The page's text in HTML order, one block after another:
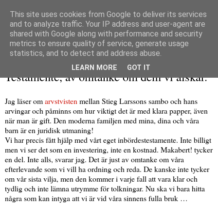
Testamente, av omtanke om dem vi älskar.
Jag läser omarvstvisten mellan Stieg Larssons sambo och hans
arvingar och påminns om hur viktigt det är med klara papper, även
när man är gift. Den moderna familjen med mina, dina och våra
barn är en juridisk utmaning!
Vi har precis fått hjälp med vårt eget inbördestestamente. Inte billigt
men vi ser det som en investering, inte en kostnad. Makabert! tycker
en del. Inte alls, svarar jag. Det är just av omtanke om våra
efterlevande som vi vill ha ordning och reda. De kanske inte tycker
om vår sista vilja, men den kommer i varje fall att vara klar och
tydlig och inte lämna utrymme för tolkningar. Nu ska vi bara hitta
några som kan intyga att vi är vid våra sinnens fulla bruk …
This site uses cookies from Google to deliver its services
and to analyze traffic. Your IP address and user-agent are
shared with Google along with performance and security
metrics to ensure quality of service, generate usage
statistics, and to detect and address abuse.
LEARN MORE GOT IT